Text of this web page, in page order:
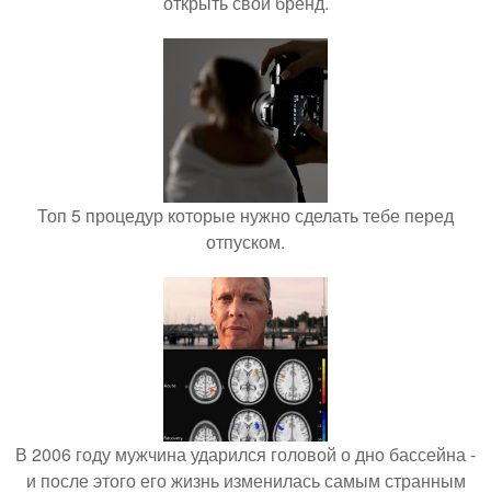
Топ 5 процедур которые нужно сделать тебе перед
отпуском.
В 2006 году мужчина ударился головой о дно бассейна -
и после этого его жизнь изменилась самым странным